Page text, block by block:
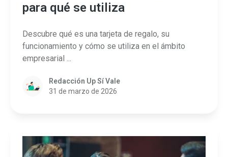
para qué se utiliza
Descubre qué es una tarjeta de regalo, su
funcionamiento y cómo se utiliza en el ámbito
empresarial ...
Redacción Up Sí Vale
31 de marzo de 2026